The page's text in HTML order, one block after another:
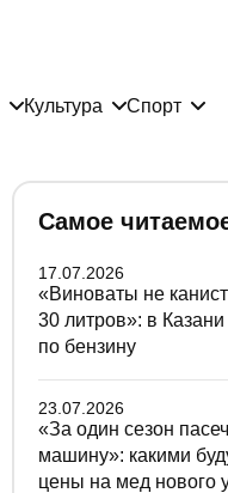
Культура Спорт
Самое
17.07.2026
«Виноваты не
30 литров»: в
по бензину
23.07.2026
«За один сезон
машину»: какими
цены на мед нового